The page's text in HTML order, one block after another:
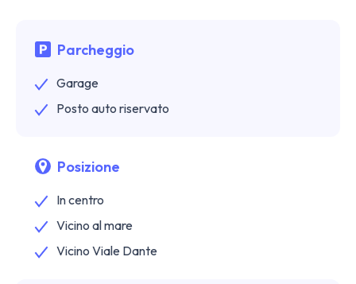
Parcheggio
Garage
Posto auto riservato
Posizione
In centro
Vicino al mare
Vicino Viale Dante